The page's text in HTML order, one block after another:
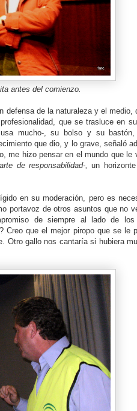
antes del comienzo.
defensa de la naturaleza y el medio,
que se trasluce en
mucho-, su bolso y su
que dio, y lo grave, señaló
me hizo pensar en el mundo que le
de responsabilidad-, un
en su moderación, pero es
portavoz de otros asuntos que no
de siempre al lado de los
Creo que el mejor piropo que se le
Otro gallo nos cantaría si hubiera